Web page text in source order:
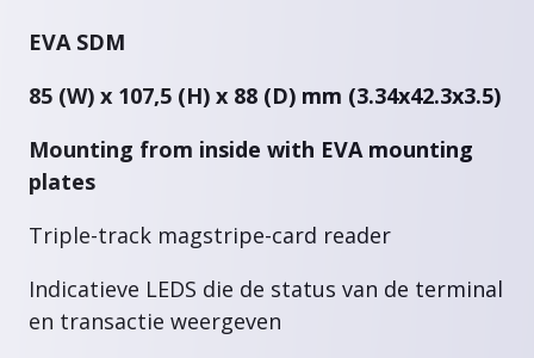
EVA SDM
85 (W) x 107,5 (H) x 88 (D) mm (3.34x42.3x3.5)
Mounting from inside with EVA mounting
plates
Triple-track magstripe-card reader
Indicatieve LEDS die de status van de terminal
en transactie weergeven